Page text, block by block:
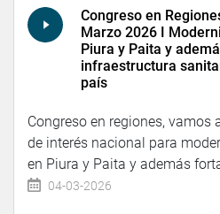
Congreso en
Marzo 2026 I
Piura y Paita y
infraestructura
país
Congreso en regiones, vamos
de interés nacional para
en Piura y Paita y además
04-03-2026